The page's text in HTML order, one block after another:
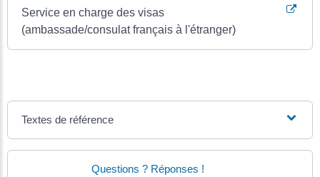
Service en charge des visas
(ambassade/consulat français à l'étranger)
Textes de référence
Questions ? Réponses !